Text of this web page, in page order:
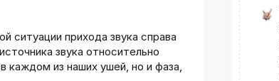
ситуации прихода звука справа
звука относительно
каждом из наших ушей, но и фаза,